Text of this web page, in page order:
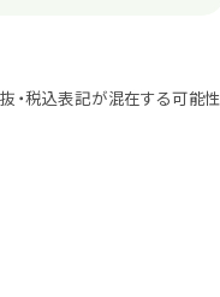
・税込表記が混在する可能性